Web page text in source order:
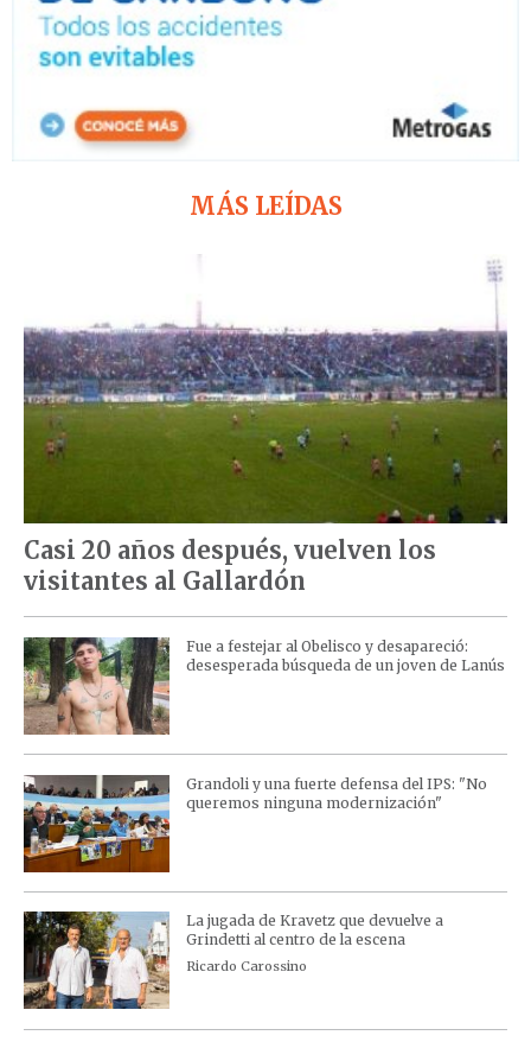
MÁS LEÍDAS
Casi 20 años después, vuelven los
visitantes al Gallardón
Fue a festejar al Obelisco y desapareció:
desesperada búsqueda de un joven de Lanús
Grandoli y una fuerte defensa del IPS: "No
queremos ninguna modernización"
La jugada de Kravetz que devuelve a
Grindetti al centro de la escena
Ricardo Carossino